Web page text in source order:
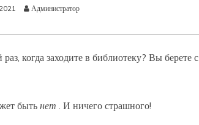
Администратор
когда заходите в библиотеку? Вы берете с
быть нет . И ничего страшного!